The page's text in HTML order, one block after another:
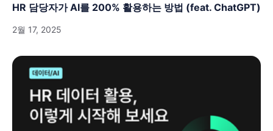
HR 담당자가 AI를 200% 활용하는 방법 (feat. ChatGPT)
2월 17, 2025